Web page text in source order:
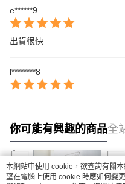
e******9
出貨很快
l********8
你可能有興趣的商品全
本網站中使用 cookie，欲查詢有關
望在電腦上使用 cookie 時應如何變